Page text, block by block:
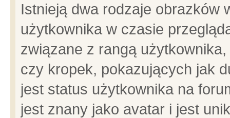
Istnieją dwa rodzaje obrazków
użytkownika w czasie
związane z rangą
czy kropek, pokazujących jak
jest status użytkownika na
jest znany jako avatar i jest